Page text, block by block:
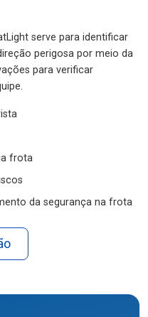
serve para identificar
perigosa por meio da
para verificar
frota
da segurança na frota